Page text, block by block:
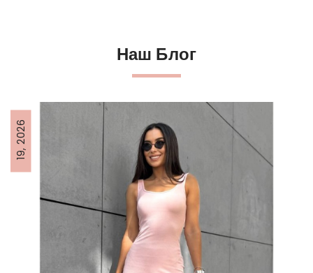
Наш Блог
19, 2026